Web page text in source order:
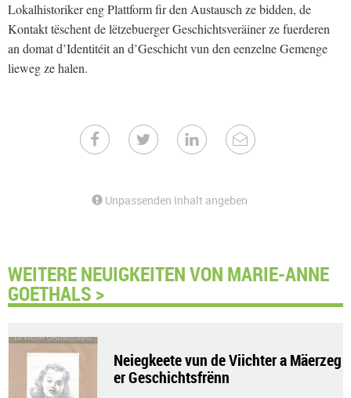
Lokalhistoriker eng Plattform fir den Austausch ze bidden, de
Kontakt tëschent de lëtzebuerger Geschichtsveräiner ze fuerderen
an domat d’Identitéit an d’Geschicht vun den eenzelne Gemenge
lieweg ze halen.
Unpassenden Inhalt angeben
WEITERE NEUIGKEITEN VON MARIE-ANNE
GOETHALS >
Neiegkeete vun de Viichter a Mäerzeg
er Geschichtsfrënn